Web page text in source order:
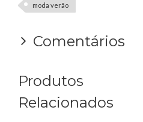
moda verão
Comentários
Produtos
Relacionados